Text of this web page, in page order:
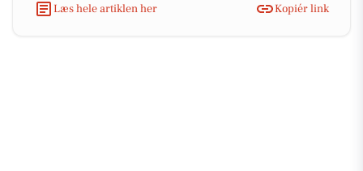
Læs hele artiklen her
Kopiér link